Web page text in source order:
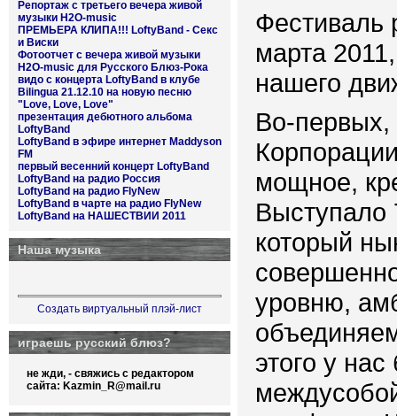
Репортаж с третьего вечера живой
музыки H2O-music
ПРЕМЬЕРА КЛИПА!!! LoftyBand - Секс
и Виски
Фотоотчет с вечера живой музыки
H2O-music для Русского Блюз-Рока
видо с концерта LoftyBand в клубе
Bilingua 21.12.10 на новую песню
"Love, Love, Love"
презентация дебютного альбома
LoftyBand
LoftyBand в эфире интернет Maddyson
FM
первый весенний концерт LoftyBand
LoftyBand на радио Россия
LoftyBand на радио FlyNew
LoftyBand в чарте на радио FlyNew
LoftyBand на НАШЕСТВИИ 2011
Наша музыка
Создать виртуальный плэй-лист
играешь русский блюз?
не жди, - свяжись с редактором
сайта: Kazmin_R@mail.ru
Фестиваль
марта
нашего
Во-первых,
мощное,
Выступало
который
уровню,
этого у